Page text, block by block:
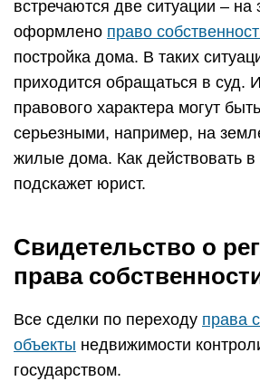
встречаются две ситуации –
оформлено право
постройка дома. В таких
приходится обращаться в суд.
правового характера могут
серьезными, например, на
жилые дома. Как действовать в
подскажет юрист.
Свидетельство о
права
Все сделки по переходу права
объекты недвижимости
государством.